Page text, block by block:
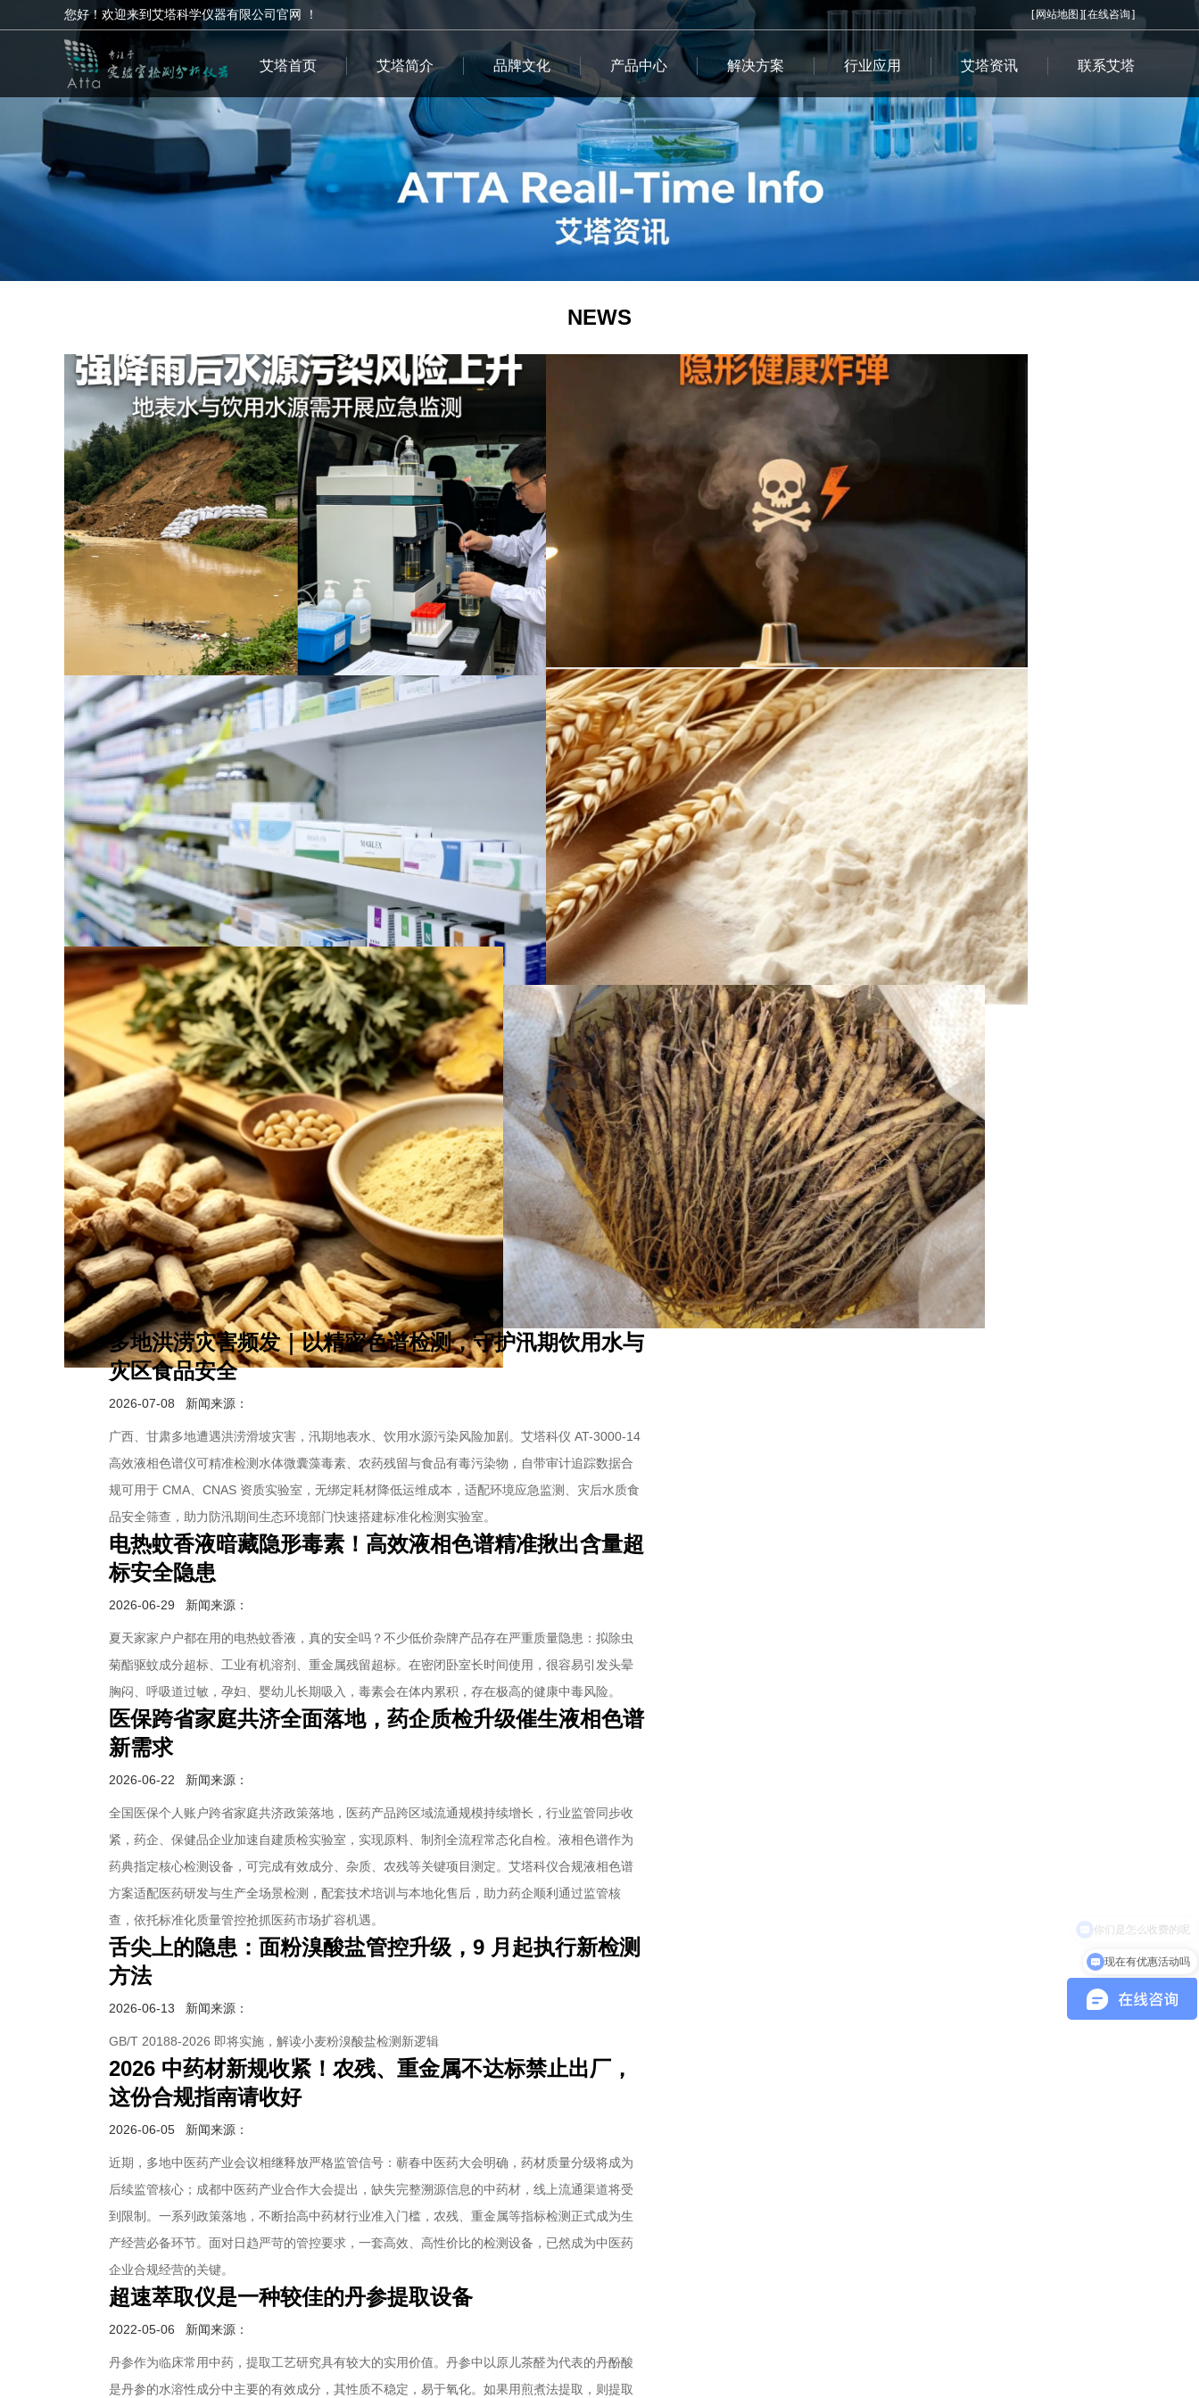
您好！欢迎来到艾塔科学仪器有限公司官网 ！ [网站地图 ][在线咨询]
艾塔首页 艾塔简介 品牌文化 产品中心 解决方案 行业应用 艾塔资讯 联系艾塔
NEWS
多地洪涝灾害频发｜以精密色谱检测，守护汛期饮用水与
灾区食品安全
2026-07-08 新闻来源：
广西、甘肃多地遭遇洪涝滑坡灾害，汛期地表水、饮用水源污染风险加剧。艾塔科仪 AT-3000-14
高效液相色谱仪可精准检测水体微囊藻毒素、农药残留与食品有毒污染物，自带审计追踪数据合
规可用于 CMA、CNAS 资质实验室，无绑定耗材降低运维成本，适配环境应急监测、灾后水质食
品安全筛查，助力防汛期间生态环境部门快速搭建标准化检测实验室。
电热蚊香液暗藏隐形毒素！高效液相色谱精准揪出含量超
标安全隐患
2026-06-29 新闻来源：
夏天家家户户都在用的电热蚊香液，真的安全吗？不少低价杂牌产品存在严重质量隐患：拟除虫
菊酯驱蚊成分超标、工业有机溶剂、重金属残留超标。在密闭卧室长时间使用，很容易引发头晕
胸闷、呼吸道过敏，孕妇、婴幼儿长期吸入，毒素会在体内累积，存在极高的健康中毒风险。
医保跨省家庭共济全面落地，药企质检升级催生液相色谱
新需求
2026-06-22 新闻来源：
全国医保个人账户跨省家庭共济政策落地，医药产品跨区域流通规模持续增长，行业监管同步收
紧，药企、保健品企业加速自建质检实验室，实现原料、制剂全流程常态化自检。液相色谱作为
药典指定核心检测设备，可完成有效成分、杂质、农残等关键项目测定。艾塔科仪合规液相色谱
方案适配医药研发与生产全场景检测，配套技术培训与本地化售后，助力药企顺利通过监管核
查，依托标准化质量管控抢抓医药市场扩容机遇。
舌尖上的隐患：面粉溴酸盐管控升级，9 月起执行新检测
方法
2026-06-13 新闻来源：
GB/T 20188-2026 即将实施，解读小麦粉溴酸盐检测新逻辑
2026 中药材新规收紧！农残、重金属不达标禁止出厂，
这份合规指南请收好
2026-06-05 新闻来源：
近期，多地中医药产业会议相继释放严格监管信号：蕲春中医药大会明确，药材质量分级将成为
后续监管核心；成都中医药产业合作大会提出，缺失完整溯源信息的中药材，线上流通渠道将受
到限制。一系列政策落地，不断抬高中药材行业准入门槛，农残、重金属等指标检测正式成为生
产经营必备环节。面对日趋严苛的管控要求，一套高效、高性价比的检测设备，已然成为中医药
企业合规经营的关键。
超速萃取仪是一种较佳的丹参提取设备
2022-05-06 新闻来源：
丹参作为临床常用中药，提取工艺研究具有较大的实用价值。丹参中以原儿茶醛为代表的丹酚酸
是丹参的水溶性成分中主要的有效成分，其性质不稳定，易于氧化。如果用煎煮法提取，则提取
现在有优惠活动吗